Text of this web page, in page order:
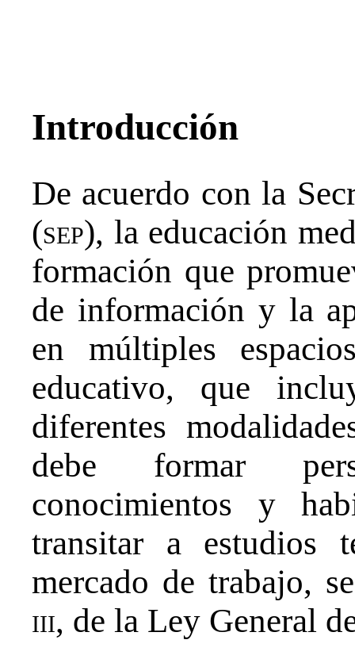
Introducción
De acuerdo con la
(sep), la educación
formación que
de información y la
en múltiples
educativo, que
diferentes
debe formar
conocimientos y
transitar a estudios
mercado de trabajo,
iii, de la Ley General